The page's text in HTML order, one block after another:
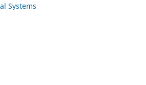
Systems